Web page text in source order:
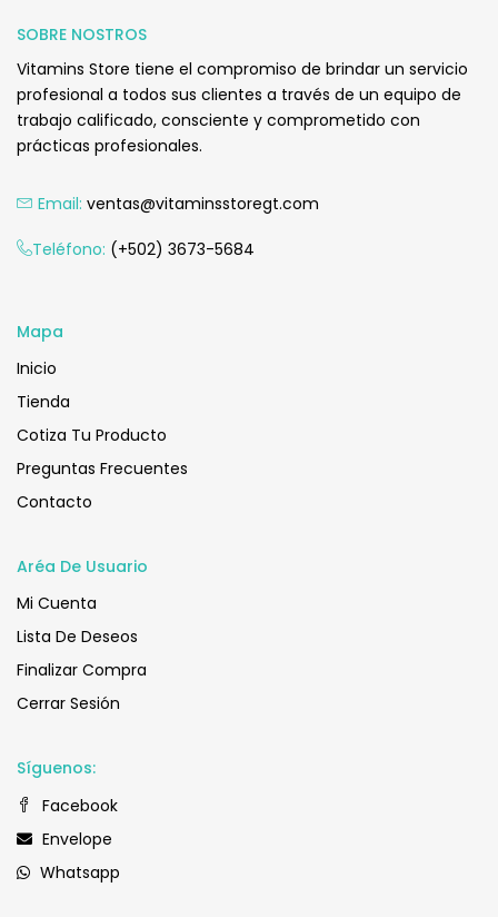
Q200.00
Añadir Al Carrito
SOBRE NOSTROS
Vitamins Store tiene el compromiso de brindar un servicio
profesional a todos sus clientes a través de un equipo de
trabajo calificado, consciente y comprometido con
prácticas profesionales.
Email: ventas@vitaminsstoregt.com
Teléfono: (+502) 3673-5684
Mapa
Inicio
Tienda
Cotiza Tu Producto
Preguntas Frecuentes
Contacto
Aréa De Usuario
Mi Cuenta
Lista De Deseos
Finalizar Compra
Cerrar Sesión
Síguenos:
Facebook
Envelope
Whatsapp